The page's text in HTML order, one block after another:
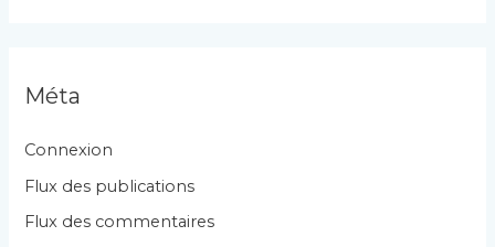
g
r
i
e
Méta
Connexion
Flux des publications
Flux des commentaires